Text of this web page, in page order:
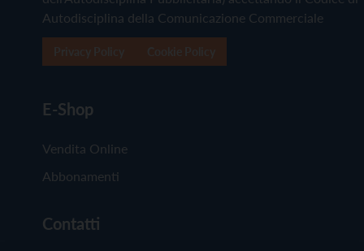
Autodisciplina della Comunicazione Commerciale
E-Shop
Vendita Online
Abbonamenti
Contatti